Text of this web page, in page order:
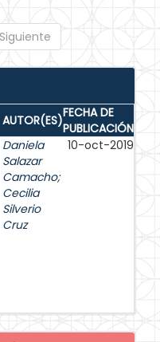
Siguiente
AUTOR(ES)FECHA DE
PUBLICACIÓN
Daniela
Salazar
Camacho;
Cecilia
Silverio
Cruz
10-oct-2019